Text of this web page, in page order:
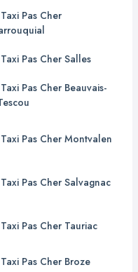
Taxi Pas Cher
Taxi Pas Cher Salles
Taxi Pas Cher Beauvais-
Taxi Pas Cher Montvalen
Taxi Pas Cher Salvagnac
Taxi Pas Cher Tauriac
Taxi Pas Cher Broze